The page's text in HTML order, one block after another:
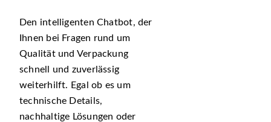
Den intelligenten Chatbot, der
Ihnen bei Fragen rund um
Qualität und Verpackung
schnell und zuverlässig
weiterhilft. Egal ob es um
technische Details,
nachhaltige Lösungen oder